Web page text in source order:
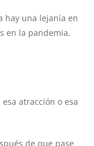
hay una lejanía en
en la pandemia,
atracción o esa
de que pase